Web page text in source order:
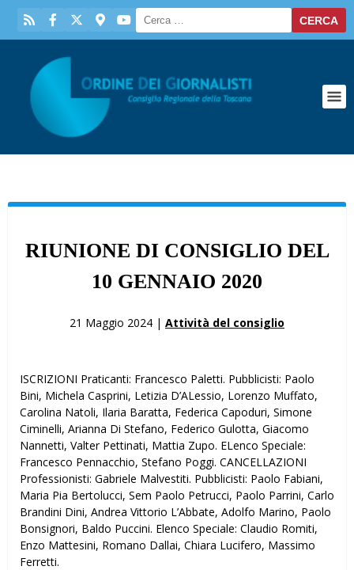
RIUNIONE DI CONSIGLIO DEL
10 GENNAIO 2020
21 Maggio 2024 | Attività del consiglio
ISCRIZIONI Praticanti: Francesco Paletti. Pubblicisti: Paolo
Bini, Michela Casprini, Letizia D’ALessio, Lorenzo Muffato,
Carolina Natoli, Ilaria Baratta, Federica Capoduri, Simone
Ciminelli, Arianna Di Stefano, Federico Gulotta, Giacomo
Nannetti, Valter Pettinati, Mattia Zupo. ELenco Speciale:
Francesco Pennacchio, Stefano Poggi. CANCELLAZIONI
Professionisti: Gabriele Malvestiti. Pubblicisti: Paolo Fabiani,
Maria Pia Bertolucci, Sem Paolo Petrucci, Paolo Parrini, Carlo
Brandini Dini, Andrea Vittorio L’Abbate, Adolfo Marino, Paolo
Bonsignori, Baldo Puccini. Elenco Speciale: Claudio Romiti,
Enzo Mattesini, Romano Dallai, Chiara Lucifero, Massimo
Ferretti.